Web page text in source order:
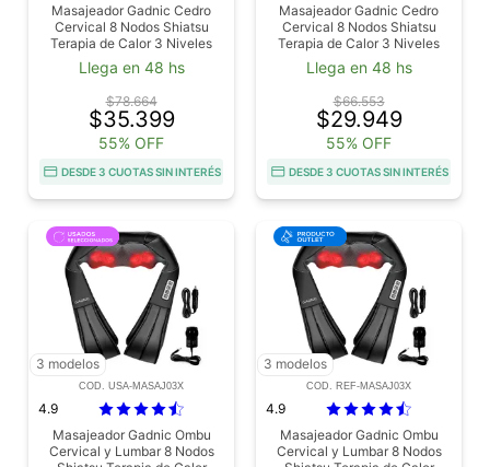
Masajeador Gadnic Cedro
Cervical 8 Nodos Shiatsu
Terapia de Calor 3 Niveles
Outlet
Llega en 48 hs
$78.664
$35.399
55% OFF
DESDE 3 CUOTAS SIN INTERÉS
Masajeador Gadnic Cedro
Cervical 8 Nodos Shiatsu
Terapia de Calor 3 Niveles
Usado
Llega en 48 hs
$66.553
$29.949
55% OFF
DESDE 3 CUOTAS SIN INTERÉS
3 modelos
COD. USA-MASAJ03X
4.9
Masajeador Gadnic Ombu
Cervical y Lumbar 8 Nodos
3 modelos
COD. REF-MASAJ03X
4.9
Masajeador Gadnic Ombu
Cervical y Lumbar 8 Nodos